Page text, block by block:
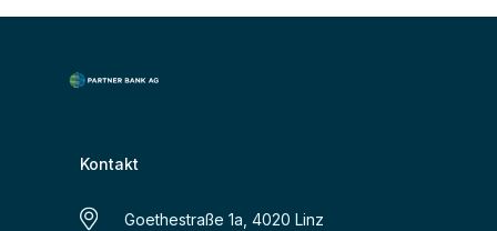
Kontakt
Goethestraße 1a, 4020 Linz